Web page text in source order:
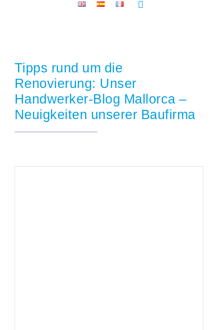
Toggle
Tipps rund um die
Renovierung: Unser
Handwerker-Blog Mallorca –
Neuigkeiten unserer Baufirma